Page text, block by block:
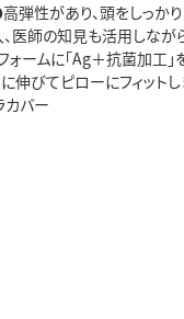
弾性があり、頭をしっ
医師の知見も活用しな
ームに「Ag＋抗菌加工
コに伸びてピローに
バー